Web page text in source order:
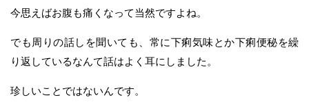
今思えばお腹も痛くなって当然ですよね。
でも周りの話しを聞いても、常に下痢気味とか下痢便秘を繰
り返しているなんて話はよく耳にしました。
珍しいことではないんです。